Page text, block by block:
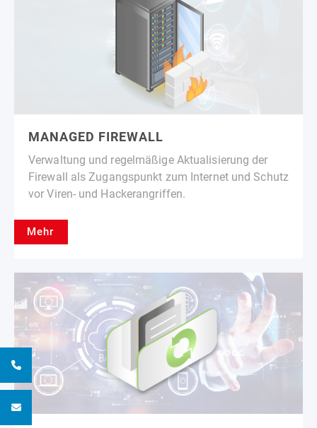
MANAGED FIREWALL
Verwaltung und regelmäßige Aktualisierung der
Firewall als Zugangspunkt zum Internet und Schutz
vor Viren- und Hackerangriffen.
Mehr